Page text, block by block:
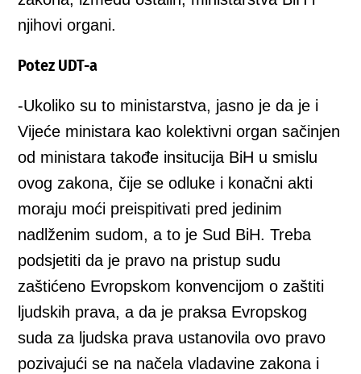
njihovi organi.
Potez UDT-a
-Ukoliko su to ministarstva, jasno je da je i
Vijeće ministara kao kolektivni organ sačinjen
od ministara takođe insitucija BiH u smislu
ovog zakona, čije se odluke i konačni akti
moraju moći preispitivati pred jedinim
nadlženim sudom, a to je Sud BiH. Treba
podsjetiti da je pravo na pristup sudu
zaštićeno Evropskom konvencijom o zaštiti
ljudskih prava, a da je praksa Evropskog
suda za ljudska prava ustanovila ovo pravo
pozivajući se na načela vladavine zakona i